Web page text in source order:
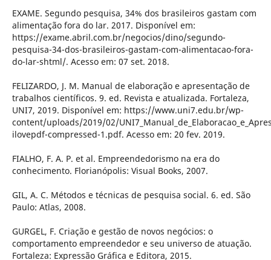
EXAME. Segundo pesquisa, 34% dos brasileiros gastam com
alimentação fora do lar. 2017. Disponível em:
https://exame.abril.com.br/negocios/dino/segundo-
pesquisa-34-dos-brasileiros-gastam-com-alimentacao-fora-
do-lar-shtml/. Acesso em: 07 set. 2018.
FELIZARDO, J. M. Manual de elaboração e apresentação de
trabalhos científicos. 9. ed. Revista e atualizada. Fortaleza,
UNI7, 2019. Disponível em: https://www.uni7.edu.br/wp-
content/uploads/2019/02/
ilovepdf-compressed-1.pdf. Acesso em: 20 fev. 2019.
FIALHO, F. A. P. et al. Empreendedorismo na era do
conhecimento. Florianópolis: Visual Books, 2007.
GIL, A. C. Métodos e técnicas de pesquisa social. 6. ed. São
Paulo: Atlas, 2008.
GURGEL, F. Criação e gestão de novos negócios: o
comportamento empreendedor e seu universo de atuação.
Fortaleza: Expressão Gráfica e Editora, 2015.